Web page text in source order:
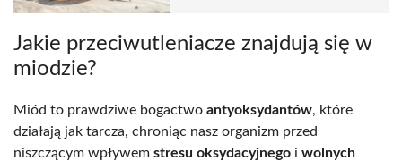
Jakie przeciwutleniacze znajdują się w
miodzie?
Miód to prawdziwe bogactwo antyoksydantów, które
działają jak tarcza, chroniąc nasz organizm przed
niszczącym wpływem stresu oksydacyjnego i wolnych